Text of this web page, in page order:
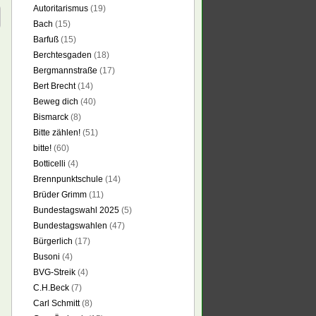
Autoritarismus (19)
Bach (15)
Barfuß (15)
Berchtesgaden (18)
Bergmannstraße (17)
Bert Brecht(14)
Beweg dich (40)
Bismarck (8)
Bitte zählen! (51)
bitte! (60)
Botticelli (4)
Brennpunktschule (14)
Brüder Grimm (11)
Bundestagswahl 2025 (5)
Bundestagswahlen (47)
Bürgerlich (17)
Busoni (4)
BVG-Streik (4)
C.H.Beck (7)
Carl Schmitt(8)